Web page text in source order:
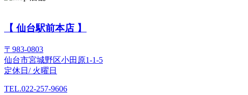
【 仙台駅前本店 】
〒983-0803
仙台市宮城野区小田原1-1-5
定休日/ 火曜日
TEL.022-257-9606